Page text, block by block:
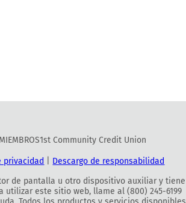
Community Credit Union
privacidad
Descargo de responsabilidad
de pantalla u otro dispositivo auxiliar y tiene
utilizar este sitio web, llame al (800) 245-6199